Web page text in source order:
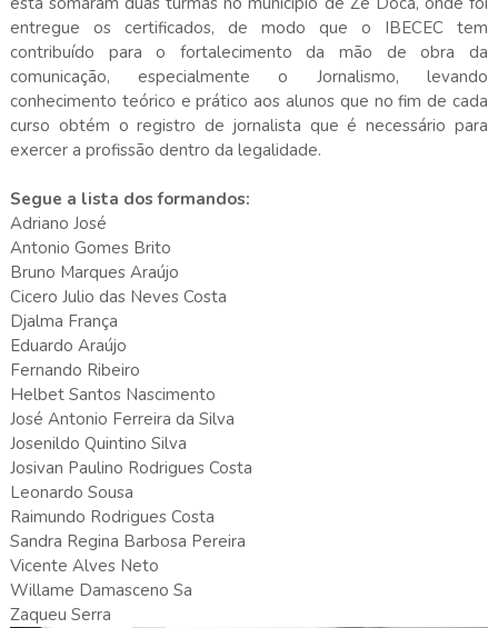
entregue os certificados, de modo que o IBECEC tem
contribuído para o fortalecimento da mão de obra da
comunicação, especialmente o Jornalismo, levando
conhecimento teórico e prático aos alunos que no fim de cada
curso obtém o registro de jornalista que é necessário para
exercer a profissão dentro da legalidade.
Segue a lista dos formandos:
Adriano José
Antonio Gomes Brito
Bruno Marques Araújo
Cicero Julio das Neves Costa
Djalma França
Eduardo Araújo
Fernando Ribeiro
Helbet Santos Nascimento
José Antonio Ferreira da Silva
Josenildo Quintino Silva
Josivan Paulino Rodrigues Costa
Leonardo Sousa
Raimundo Rodrigues Costa
Sandra Regina Barbosa Pereira
Vicente Alves Neto
Willame Damasceno Sa
Zaqueu Serra